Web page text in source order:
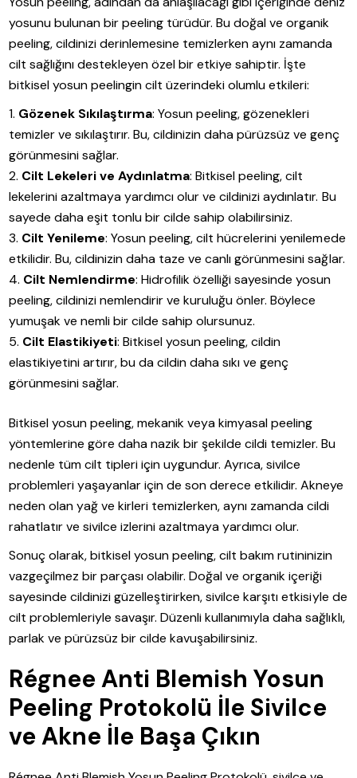
yosunu bulunan bir peeling türüdür. Bu doğal ve organik
peeling, cildinizi derinlemesine temizlerken aynı zamanda
cilt sağlığını destekleyen özel bir etkiye sahiptir. İşte
bitkisel yosun peelingin cilt üzerindeki olumlu etkileri:
Gözenek Sıkılaştırma: Yosun peeling, gözenekleri
temizler ve sıkılaştırır. Bu, cildinizin daha pürüzsüz ve genç
görünmesini sağlar.
Cilt Lekeleri ve Aydınlatma: Bitkisel peeling, cilt
lekelerini azaltmaya yardımcı olur ve cildinizi aydınlatır. Bu
sayede daha eşit tonlu bir cilde sahip olabilirsiniz.
Cilt Yenileme: Yosun peeling, cilt hücrelerini yenilemede
etkilidir. Bu, cildinizin daha taze ve canlı görünmesini sağlar.
Cilt Nemlendirme: Hidrofilik özelliği sayesinde yosun
peeling, cildinizi nemlendirir ve kuruluğu önler. Böylece
yumuşak ve nemli bir cilde sahip olursunuz.
Cilt Elastikiyeti: Bitkisel yosun peeling, cildin
elastikiyetini artırır, bu da cildin daha sıkı ve genç
görünmesini sağlar.
Bitkisel yosun peeling, mekanik veya kimyasal peeling
yöntemlerine göre daha nazik bir şekilde cildi temizler. Bu
nedenle tüm cilt tipleri için uygundur. Ayrıca, sivilce
problemleri yaşayanlar için de son derece etkilidir. Akneye
neden olan yağ ve kirleri temizlerken, aynı zamanda cildi
rahatlatır ve sivilce izlerini azaltmaya yardımcı olur.
Sonuç olarak, bitkisel yosun peeling, cilt bakım rutininizin
vazgeçilmez bir parçası olabilir. Doğal ve organik içeriği
sayesinde cildinizi güzelleştirirken, sivilce karşıtı etkisiyle de
cilt problemleriyle savaşır. Düzenli kullanımıyla daha sağlıklı,
parlak ve pürüzsüz bir cilde kavuşabilirsiniz.
Régnee Anti Blemish Yosun
Peeling Protokolü İle Sivilce
ve Akne İle Başa Çıkın